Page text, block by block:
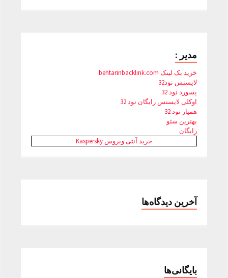
مدیر :
خرید بک لینک behtarinbacklink.com
لایسنس نود32
پسورد نود 32
اوکلی لایسنس رایگان نود 32
همیار نود 32
بهترین سئو
رایگان
خرید آنتی ویروس Kaspersky
آخرین دیدگاه‌ها
بایگانی‌ها